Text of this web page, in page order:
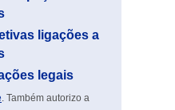
ligações a
legais
. Também autorizo a